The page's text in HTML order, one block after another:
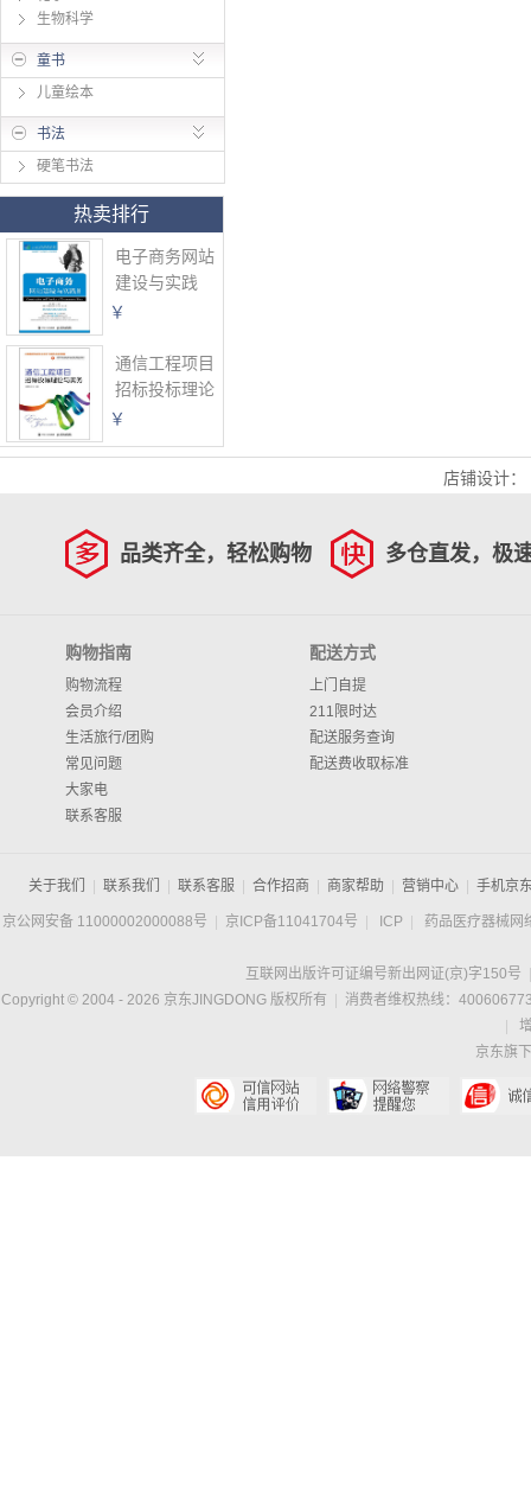
生物科学
童书
儿童绘本
书法
硬笔书法
热卖排行
电子商务网站
建设与实践
第4版
￥
通信工程项目
招标投标理论
与实务
￥
店铺设计：
品类齐全，轻松购物 多仓直发，极
购物指南
购物流程
会员介绍
生活旅行/团购
常见问题
大家电
联系客服
配送方式
上门自提
211限时达
配送服务查询
配送费收取标准
关于我们 联系我们 联系客服 合作招商 商家帮助 营销中心 手机京
京公网安备 11000002000088号 京ICP备11041704号 ICP 药品医疗器械网
互联网出版许可证编号新出网证(京)字150号
Copyright © 2004 - 2026 京东JINGDONG 版权所有
消费者维权热线：
京东旗